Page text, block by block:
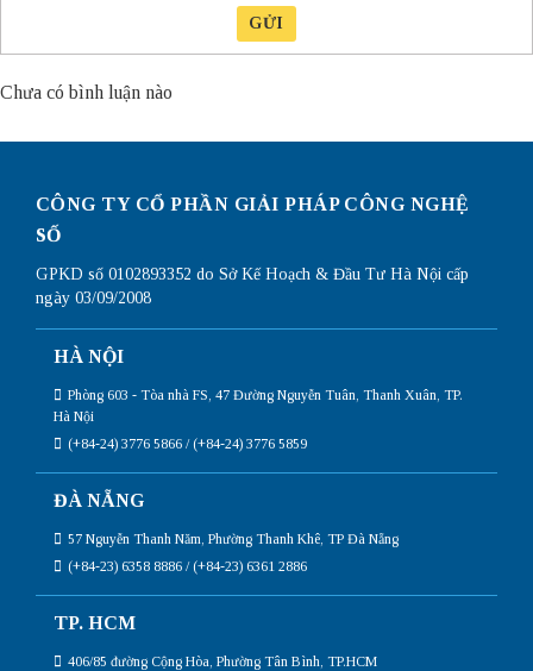
GỬI
Chưa có bình luận nào
CÔNG TY CỔ PHẦN GIẢI PHÁP CÔNG NGHỆ
SỐ
GPKD số 0102893352 do Sở Kế Hoạch & Đầu Tư Hà Nội cấp
ngày 03/09/2008
HÀ NỘI
Phòng 603 - Tòa nhà FS, 47 Đường Nguyễn Tuân, Thanh Xuân, TP.
Hà Nội
(+84-24) 3776 5866 / (+84-24) 3776 5859
ĐÀ NẴNG
57 Nguyễn Thanh Năm, Phường Thanh Khê, TP Đà Nẵng
(+84-23) 6358 8886 / (+84-23) 6361 2886
TP. HCM
406/85 đường Cộng Hòa, Phường Tân Bình, TP.HCM